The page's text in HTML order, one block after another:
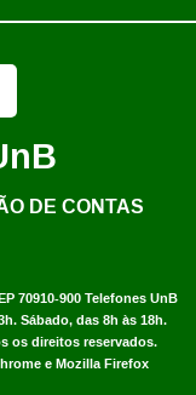
70910-900 Telefones UnB
Sábado, das 8h às 18h.
os direitos reservados.
e Mozilla Firefox
DE CONTAS